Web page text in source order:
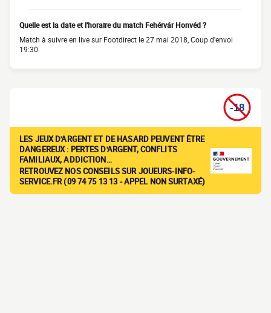
Quelle est la date et l'horaire du match Fehérvár Honvéd ?
Match à suivre en live sur Footdirect le 27 mai 2018, Coup d'envoi
19:30
LES JEUX D'ARGENT ET DE HASARD PEUVENT ÊTRE
DANGEREUX : PERTES D'ARGENT, CONFLITS
FAMILIAUX, ADDICTION…
RETROUVEZ NOS CONSEILS SUR JOUEURS-INFO-
SERVICE.FR (09 74 75 13 13 - APPEL NON SURTAXÉ)